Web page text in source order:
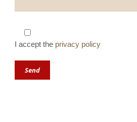
I accept the privacy policy